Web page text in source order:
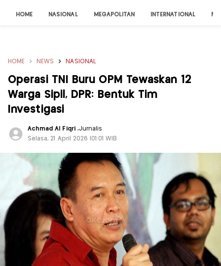
HOME NASIONAL MEGAPOLITAN INTERNATIONAL
HOME NEWS NASIONAL
Operasi TNI Buru OPM Tewaskan 12
Warga Sipil, DPR: Bentuk Tim
Investigasi
Achmad Al Fiqri ,Jurnalis
Selasa, 21 April 2026 |01:01 WIB